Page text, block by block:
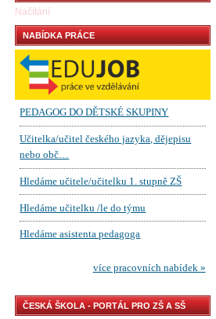
Načítání
NABÍDKA PRÁCE
ČESKÁ ŠKOLA - PORTÁL PRO ZŠ A SŠ